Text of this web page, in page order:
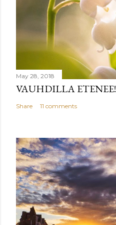
May 28, 2018
VAUHDILLA ETENEE!
Share 11 comments